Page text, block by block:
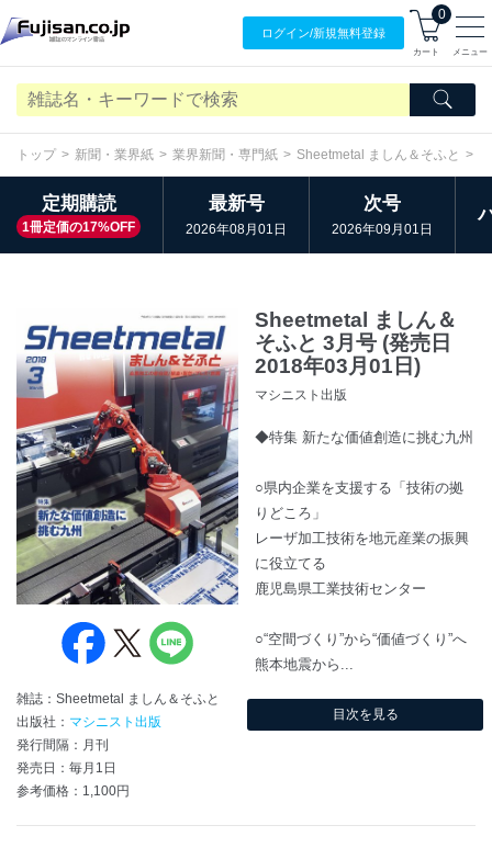
ログイン/新規無料登録
0
カート メニュー
トップ 新聞・業界紙 業界新聞・専門紙 Sheetmetal ましん＆そふと
定期購読
1冊定価の17%OFF
最新号
2026年08月01日
次号
2026年09月01日
雑誌：Sheetmetal ましん＆そふと
出版社： マシニスト出版
発行間隔：月刊
発売日：毎月1日
参考価格：1,100円
Sheetmetal ましん＆
そふと 3月号 (発売日
2018年03月01日)
マシニスト出版
◆特集 新たな価値創造に挑む九州
○県内企業を支援する「技術の拠
りどころ」
レーザ加工技術を地元産業の振興
に役立てる
鹿児島県工業技術センター
○“空間づくり”から“価値づくり”へ
熊本地震から...
目次を見る